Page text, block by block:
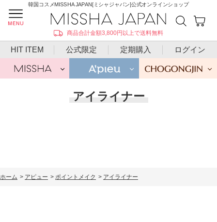
韓国コスメMISSHA JAPAN[ミシャジャパン]公式オンラインショップ
商品合計金額3,800円以上で送料無料
HIT ITEM 公式限定 定期購入 ログイン
アイライナー
ホーム > アピュー > ポイントメイク > アイライナー